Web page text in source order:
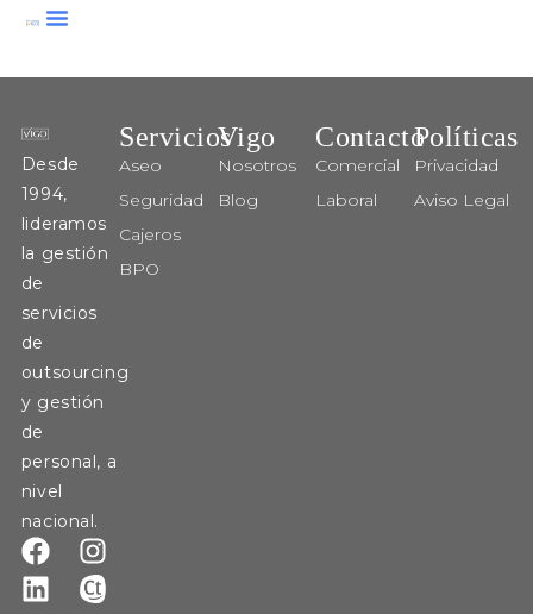
Desde
1994,
lideramos
la gestión
de
servicios
de
outsourcing
y gestión
de
personal, a
nivel
nacional.
Servicios
Aseo
Seguridad
Cajeros
BPO
Vigo
Nosotros
Blog
Contacto
Comercial
Laboral
Políticas
Privacidad
Aviso Legal